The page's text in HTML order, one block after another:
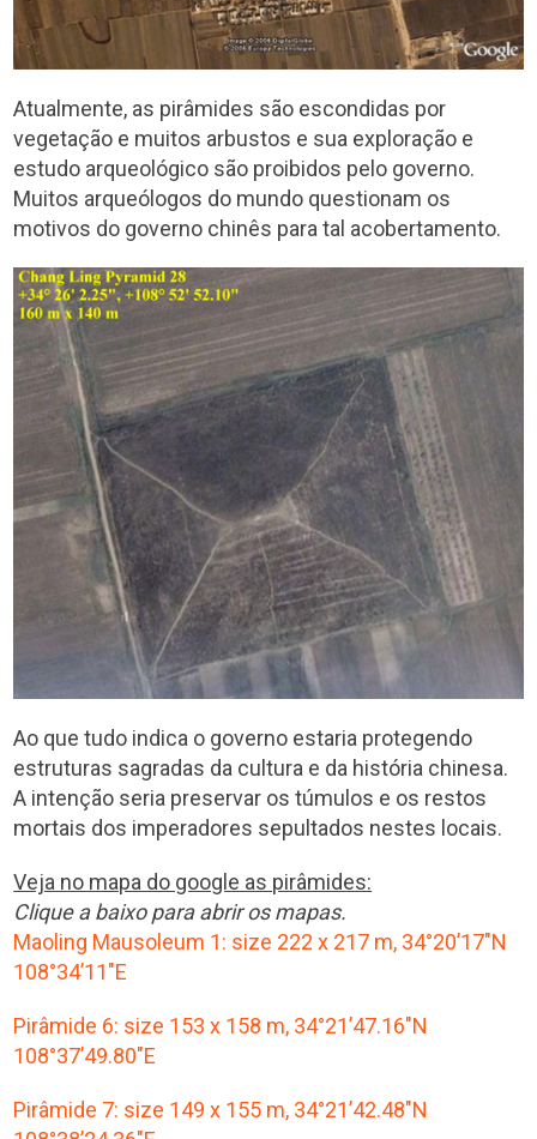
Atualmente, as pirâmides são escondidas por
vegetação e muitos arbustos e sua exploração e
estudo arqueológico são proibidos pelo governo.
Muitos arqueólogos do mundo questionam os
motivos do governo chinês para tal acobertamento.
Ao que tudo indica o governo estaria protegendo
estruturas sagradas da cultura e da história chinesa.
A intenção seria preservar os túmulos e os restos
mortais dos imperadores sepultados nestes locais.
Veja no mapa do google as pirâmides:
Clique a baixo para abrir os mapas.
Maoling Mausoleum 1: size 222 x 217 m, 34°20’17″N
108°34’11″E
Pirâmide 6: size 153 x 158 m, 34°21’47.16″N
108°37’49.80″E
Pirâmide 7: size 149 x 155 m, 34°21’42.48″N